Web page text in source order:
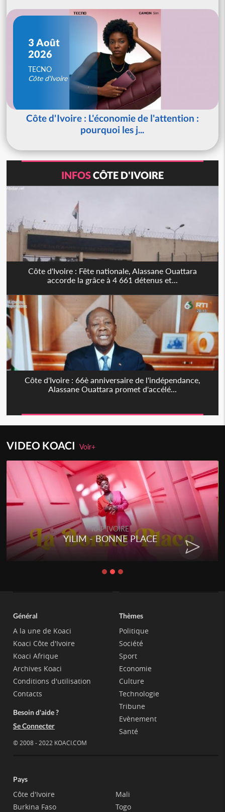
3 Août
2026
TECNO
Côte d'Ivoire
Côte d'Ivoire : L'économie de l'attention :
pourquoi les j...
INFOSCÔTE D'IVOIRE
Côte d'Ivoire : Fête nationale, Alassane Ouattara
accorde la grâce à 4 661 détenus et...
Côte d'Ivoire : 66è anniversaire de l'indépendance,
Alassane Ouattara promet d'accélé...
VIDEO KOACIVoir+
RAP IVOIRE
YILIM - BONNE PLACE
Général
A la une de Koaci
Koaci Côte d'Ivoire
Koaci Afrique
Archives Koaci
Conditions d'utilisation
Contacts
Besoin d'aide ?
Se Connecter
© 2008 - 2022 KOACI.COM
Thèmes
Politique
Société
Sport
Economie
Culture
Technologie
Tribune
Evènement
Santé
Pays
Côte d'Ivoire
Burkina Faso
Mali
Togo